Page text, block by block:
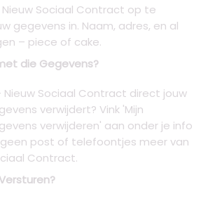
Nieuw Sociaal Contract op te
gegevens in. Naam, adres, en al
– piece of cake.
die Gegevens?
Nieuw Sociaal Contract direct jouw
verwijdert? Vink 'Mijn
verwijderen' aan onder je info
post of telefoontjes meer van
Contract.